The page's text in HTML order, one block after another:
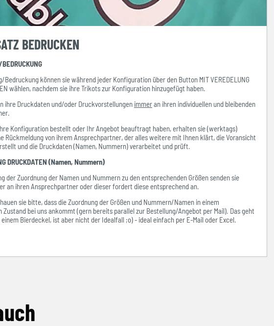
BEDRUCKEN
Bedruckung können sie während jeder Konfiguration über den Button MIT VEREDELUNG
wählen, nachdem sie ihre Trikots zur Konfiguration hinzugefügt haben.
ihre Druckdaten und/oder Druckvorstellungen immeran ihren individuellen und bleibenden
Konfiguration bestellt oder Ihr Angebot beauftragt haben, erhalten sie (werktags)
Rückmeldung von ihrem Ansprechpartner, der alles weitere mit Ihnen klärt, die Voransicht
und die Druckdaten (Namen, Nummern) verarbeitet und prüft.
DRUCKDATEN (Namen, Nummern)
der Zuordnung der Namen und Nummern zu den entsprechenden Größen senden sie
an ihren Ansprechpartner oder dieser fordert diese entsprechend an.
sie bitte, dass die Zuordnung der Größen und Nummern/Namen in einem
Zustand bei uns ankommt (gern bereits parallel zur Bestellung/Angebot per Mail). Das geht
Bierdeckel, ist aber nicht der Idealfall ;o) - ideal einfach per E-Mail oder Excel.